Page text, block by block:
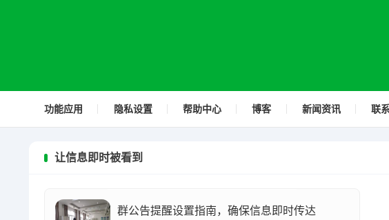
功能应用 隐私设置 帮助中心 博客 新闻资讯 联
让信息即时被看到
群公告提醒设置指南，确保信息即时传达